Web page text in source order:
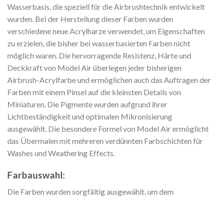
Wasserbasis, die speziell für die Airbrushtechnik entwickelt
wurden. Bei der Herstellung dieser Farben wurden
verschiedene neue Acrylharze verwendet, um Eigenschaften
zu erzielen, die bisher bei wasserbasierten Farben nicht
möglich waren. Die hervorragende Resistenz, Härte und
Deckkraft von Model Air überlegen jeder bisherigen
Airbrush-Acrylfarbe und ermöglichen auch das Auftragen der
Farben mit einem Pinsel auf die kleinsten Details von
Miniaturen. Die Pigmente wurden aufgrund ihrer
Lichtbeständigkeit und optimalen Mikronisierung
ausgewählt. Die besondere Formel von Model Air ermöglicht
das Übermalen mit mehreren verdünnten Farbschichten für
Washes und Weathering Effects.
Farbauswahl:
Die Farben wurden sorgfältig ausgewählt, um dem